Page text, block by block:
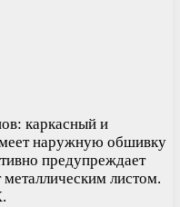
каркасный и
наружную обшивку
предупреждает
листом.